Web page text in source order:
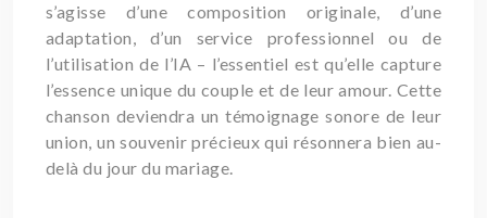
s’agisse d’une composition originale, d’une
adaptation, d’un service professionnel ou de
l’utilisation de l’IA – l’essentiel est qu’elle capture
l’essence unique du couple et de leur amour. Cette
chanson deviendra un témoignage sonore de leur
union, un souvenir précieux qui résonnera bien au-
delà du jour du mariage.